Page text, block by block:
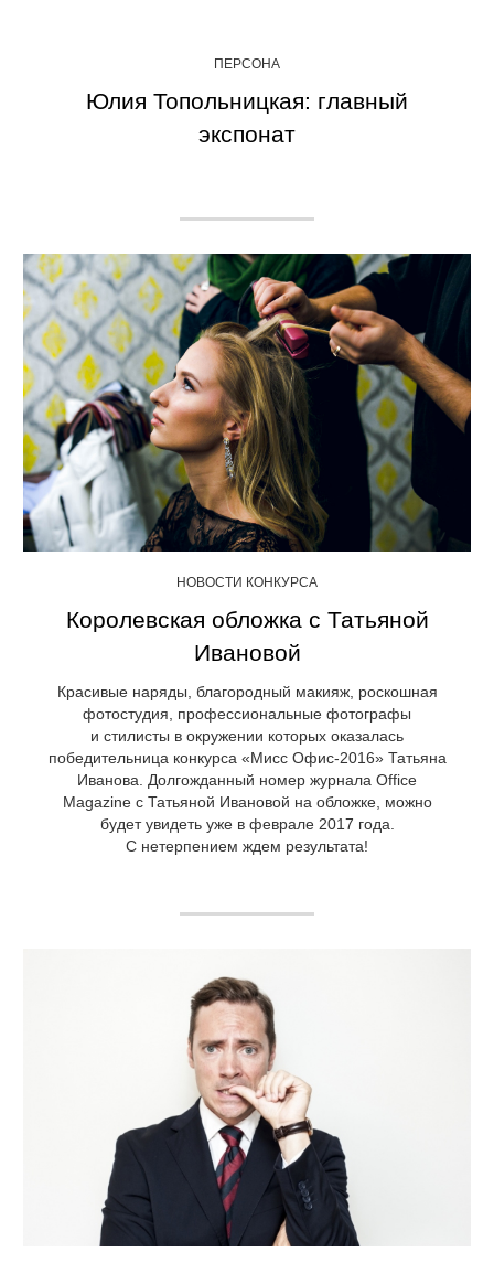
ПЕРСОНА
Юлия Топольницкая: главный
экспонат
НОВОСТИ КОНКУРСА
Королевская обложка с Татьяной
Ивановой
Красивые наряды, благородный макияж, роскошная
фотостудия, профессиональные фотографы
и стилисты в окружении которых оказалась
победительница конкурса «Мисс Офис-2016» Татьяна
Иванова. Долгожданный номер журнала Office
Magazine с Татьяной Ивановой на обложке, можно
будет увидеть уже в феврале 2017 года.
С нетерпением ждем результата!